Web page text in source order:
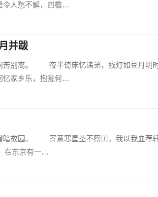
人愁不解，四檐…
并跋
离。 夜半倚床忆诸弟，残灯如豆月明时
家乡乐，抱瓮何…
园。 寄意寒星荃不察①，我以我血荐轩
在东京有一…